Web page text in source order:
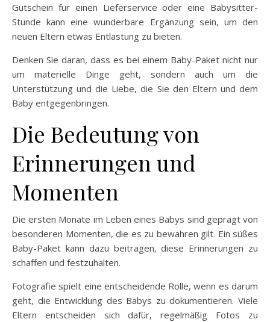
Gutschein für einen Lieferservice oder eine Babysitter-
Stunde kann eine wunderbare Ergänzung sein, um den
neuen Eltern etwas Entlastung zu bieten.
Denken Sie daran, dass es bei einem Baby-Paket nicht nur
um materielle Dinge geht, sondern auch um die
Unterstützung und die Liebe, die Sie den Eltern und dem
Baby entgegenbringen.
Die Bedeutung von
Erinnerungen und
Momenten
Die ersten Monate im Leben eines Babys sind geprägt von
besonderen Momenten, die es zu bewahren gilt. Ein süßes
Baby-Paket kann dazu beitragen, diese Erinnerungen zu
schaffen und festzuhalten.
Fotografie spielt eine entscheidende Rolle, wenn es darum
geht, die Entwicklung des Babys zu dokumentieren. Viele
Eltern entscheiden sich dafür, regelmäßig Fotos zu